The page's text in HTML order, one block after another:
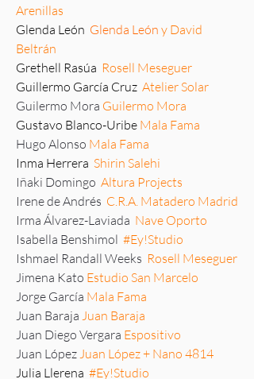
Arenillas
Glenda León Glenda León y David
Beltrán
Grethell Rasúa Rosell Meseguer
Guillermo García Cruz Atelier Solar
Guilermo Mora Guilermo Mora
Gustavo Blanco-Uribe Mala Fama
Hugo Alonso Mala Fama
Inma Herrera Shirin Salehi
Iñaki Domingo Altura Projects
Irene de Andrés C.R.A. Matadero Madrid
Irma Álvarez-Laviada Nave Oporto
Isabella Benshimol #Ey!Studio
Ishmael Randall Weeks Rosell Meseguer
Jimena Kato Estudio San Marcelo
Jorge García Mala Fama
Juan Baraja Juan Baraja
Juan Diego Vergara Espositivo
Juan LópezJuan López + Nano 4814
Julia Llerena #Ey!Studio